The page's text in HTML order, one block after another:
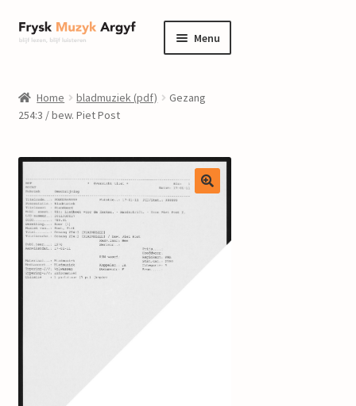
Ga
door
navigatie
Ga
naar
inhoud
Menu
informatie
winkel
Submenu
uitvouwen
Componisten
nieuws
Home bladmuziek (pdf)
Gezang
254:3 / bew. Piet Post